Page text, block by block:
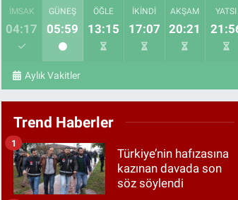
İMSAK
04:17
GÜNEŞ
05:59
ÖĞLE
13:15
İKINDI
17:07
AKŞAM
20:21
YATSI
Aylık Vakitler
Trend Haberler
Türkiye’nin hafızasına
kazınan davada son
söz söylendi
1